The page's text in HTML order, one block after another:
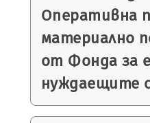
Оперативна
материално
от Фонда за
нуждаещите